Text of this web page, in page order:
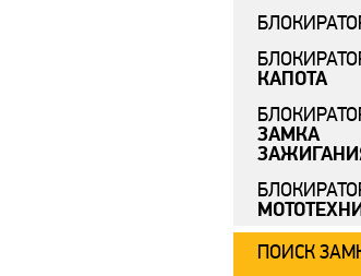
КАПОТА
ЗАМКА
ПОИСК